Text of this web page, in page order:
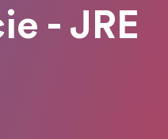
- JRE